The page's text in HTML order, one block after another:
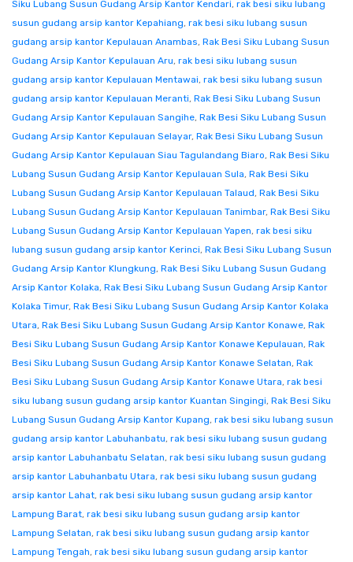
Siku Lubang Susun Gudang Arsip Kantor Kendari, rak besi siku lubang
susun gudang arsip kantor Kepahiang, rak besi siku lubang susun
gudang arsip kantor Kepulauan Anambas, Rak Besi Siku Lubang Susun
Gudang Arsip Kantor Kepulauan Aru, rak besi siku lubang susun
gudang arsip kantor Kepulauan Mentawai, rak besi siku lubang susun
gudang arsip kantor Kepulauan Meranti, Rak Besi Siku Lubang Susun
Gudang Arsip Kantor Kepulauan Sangihe, Rak Besi Siku Lubang Susun
Gudang Arsip Kantor Kepulauan Selayar, Rak Besi Siku Lubang Susun
Gudang Arsip Kantor Kepulauan Siau Tagulandang Biaro, Rak Besi Siku
Lubang Susun Gudang Arsip Kantor Kepulauan Sula, Rak Besi Siku
Lubang Susun Gudang Arsip Kantor Kepulauan Talaud, Rak Besi Siku
Lubang Susun Gudang Arsip Kantor Kepulauan Tanimbar, Rak Besi Siku
Lubang Susun Gudang Arsip Kantor Kepulauan Yapen, rak besi siku
lubang susun gudang arsip kantor Kerinci, Rak Besi Siku Lubang Susun
Gudang Arsip Kantor Klungkung, Rak Besi Siku Lubang Susun Gudang
Arsip Kantor Kolaka, Rak Besi Siku Lubang Susun Gudang Arsip Kantor
Kolaka Timur, Rak Besi Siku Lubang Susun Gudang Arsip Kantor Kolaka
Utara, Rak Besi Siku Lubang Susun Gudang Arsip Kantor Konawe, Rak
Besi Siku Lubang Susun Gudang Arsip Kantor Konawe Kepulauan, Rak
Besi Siku Lubang Susun Gudang Arsip Kantor Konawe Selatan, Rak
Besi Siku Lubang Susun Gudang Arsip Kantor Konawe Utara, rak besi
siku lubang susun gudang arsip kantor Kuantan Singingi, Rak Besi Siku
Lubang Susun Gudang Arsip Kantor Kupang, rak besi siku lubang susun
gudang arsip kantor Labuhanbatu, rak besi siku lubang susun gudang
arsip kantor Labuhanbatu Selatan, rak besi siku lubang susun gudang
arsip kantor Labuhanbatu Utara, rak besi siku lubang susun gudang
arsip kantor Lahat, rak besi siku lubang susun gudang arsip kantor
Lampung Barat, rak besi siku lubang susun gudang arsip kantor
Lampung Selatan, rak besi siku lubang susun gudang arsip kantor
Lampung Tengah, rak besi siku lubang susun gudang arsip kantor